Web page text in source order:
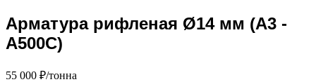
Арматура рифленая Ø14 мм (А3 -
А500С)
55 000 ₽/тонна